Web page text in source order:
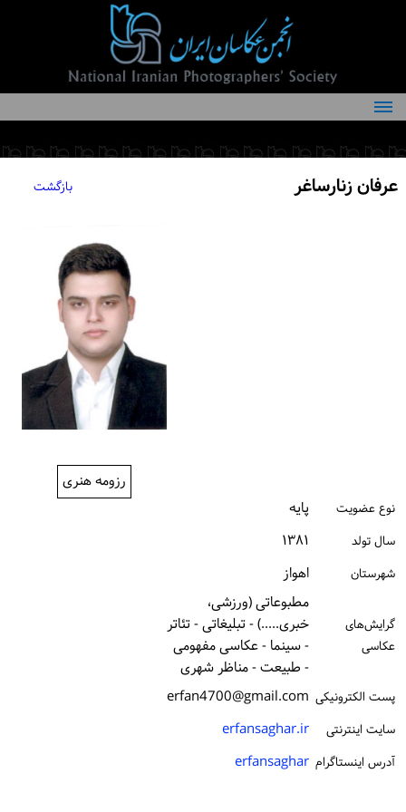
درباره انجمن
کمیته‌های انجمن
عرفان زنارساغر بازگشت
رزومه هنری
نوع عضویت پایه
سال تولد ۱۳۸۱
شهرستان اهواز
گرایش‌های
عکاسی
مطبوعاتی (ورزشی،
خبری.....) - تبلیغاتی - تئاتر
- سینما - عکاسی مفهومی
- طبیعت - مناظر شهری
پست الكترونیكی erfan4700@gmail.com
سایت اینترنتی erfansaghar.ir
آدرس اینستاگرام erfansaghar